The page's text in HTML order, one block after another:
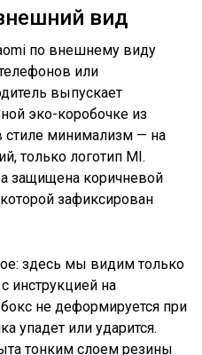
вид
по внешнему виду
или
выпускает
эко-коробочке из
стиле минимализм — на
только логотип MI.
защищена коричневой
зафиксирован
здесь мы видим только
инструкцией на
не деформируется при
упадет или ударится.
тонким слоем резины